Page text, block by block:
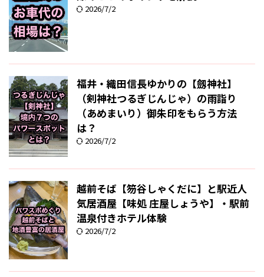
2026/7/2
福井・織田信長ゆかりの【劔神社】
（剣神社つるぎじんじゃ）の雨詣り
（あめまいり）御朱印をもらう方法
は？
2026/7/2
越前そば【笏谷しゃくだに】と駅近人
気居酒屋【味処 庄屋しょうや】・駅前
温泉付きホテル体験
2026/7/2